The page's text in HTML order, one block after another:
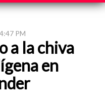
PM
a la chiva
en